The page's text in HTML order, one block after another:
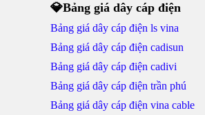
💎Bảng giá dây cáp điện
Bảng giá dây cáp điện ls vina
Bảng giá dây cáp điện cadisun
Bảng giá dây cáp điện cadivi
Bảng giá dây cáp điện trần phú
Bảng giá dây cáp điện vina cable